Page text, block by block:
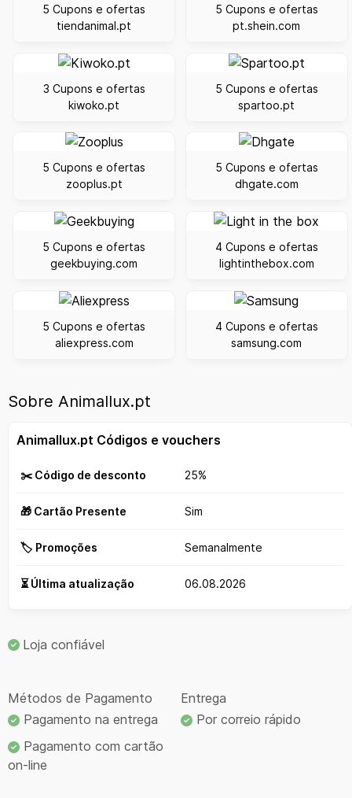
5 Cupons e ofertas
tiendanimal.pt
5 Cupons e ofertas
pt.shein.com
3 Cupons e ofertas
kiwoko.pt
5 Cupons e ofertas
spartoo.pt
5 Cupons e ofertas
zooplus.pt
5 Cupons e ofertas
dhgate.com
5 Cupons e ofertas
geekbuying.com
4 Cupons e ofertas
lightinthebox.com
5 Cupons e ofertas
aliexpress.com
4 Cupons e ofertas
samsung.com
Sobre Animallux.pt
Animallux.pt Códigos e vouchers
✂️ Código de desconto 25%
🎁 Cartão Presente Sim
🏷️ Promoções Semanalmente
⏳ Última atualização 06.08.2026
Loja confiável
Métodos de Pagamento
Pagamento na entrega
Pagamento com cartão
on-line
Entrega
Por correio rápido